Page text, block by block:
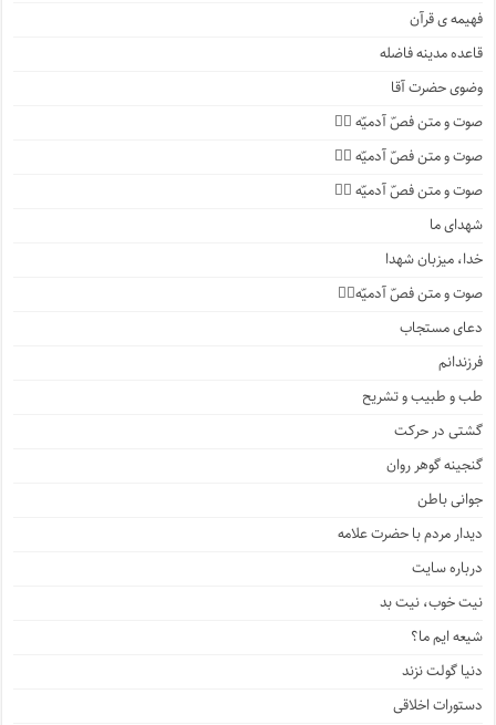
فهیمه ی قرآن
قاعده مدینه فاضله
وضوی حضرت آقا
صوت و متن فصّ آدمیّه ۴️⃣
صوت و متن فصّ آدمیّه ۳️⃣
صوت و متن فصّ آدمیّه ۲️⃣
شهدای ما
خدا، میزبان شهدا
صوت و متن فصّ آدمیّه۱️⃣
دعای مستجاب
فرزندانم
طب و طبیب و تشریح
گشتی در حرکت
گنجینه گوهر روان
جوانی باطن
دیدار مردم با حضرت علامه
درباره سایت
نیت خوب، نیت بد
شیعه ایم ما؟
دنیا گولت نزند
دستورات اخلاقی